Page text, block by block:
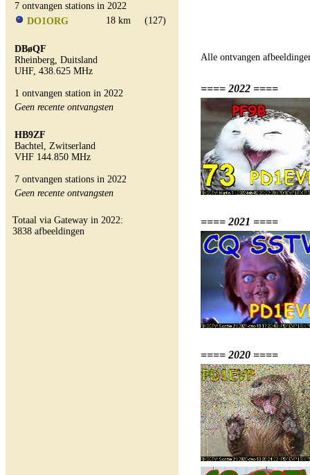
7 ontvangen stations in 2022
DO1ORG
18 km (127)
DBøQF
Rheinberg, Duitsland
UHF, 438.625 MHz
1 ontvangen station in 2022
Geen recente ontvangsten
HB9ZF
Bachtel, Zwitserland
VHF 144.850 MHz
7 ontvangen stations in 2022
Geen recente ontvangsten
Totaal via Gateway in 2022:
3838 afbeeldingen
Alle ontvangen
==== 2022 ====
==== 2021 ====
==== 2020 ====